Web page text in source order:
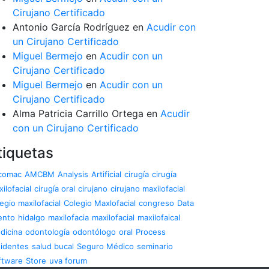
Cirujano Certificado
Antonio García Rodríguez en Acudir con
un Cirujano Certificado
Miguel Bermejo en Acudir con un
Cirujano Certificado
Miguel Bermejo en Acudir con un
Cirujano Certificado
Alma Patricia Carrillo Ortega en Acudir
con un Cirujano Certificado
AMCBM Analysis Artificial cirugía cirugía
cirugía oral cirujano cirujano maxilofacial
maxilofacial Colegio Maxlofacial congreso Data
hidalgo maxilofacia maxilofacial maxilofaical
odontología odontólogo oral Process
salud bucal Seguro Médico seminario
Store uva forum